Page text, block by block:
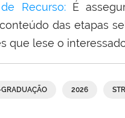
Recurso:É
das etapas
que lese o
GRADUAÇÃO 2026